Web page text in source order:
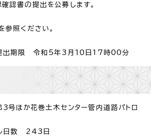
認書の提出を公募します。
参照ください。
出期限 令和5年3月10日17時00分
号ほか花巻土木センター管内道路パトロ
ル日数 243日